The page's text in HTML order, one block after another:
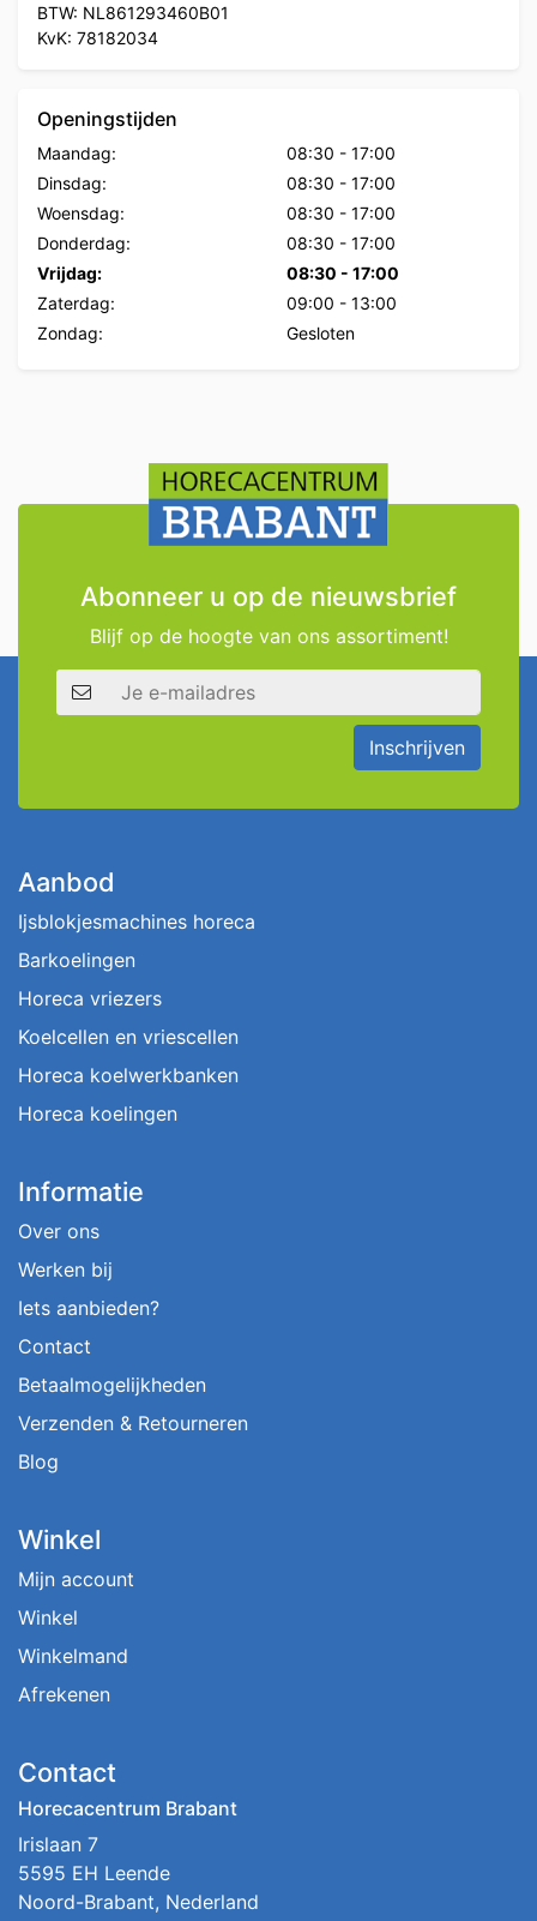
BTW: NL861293460B01
KvK: 78182034
Openingstijden
Maandag: 08:30 - 17:00
Dinsdag:
08:30 - 17:00
Woensdag:
08:30 - 17:00
Donderdag:
08:30 - 17:00
Vrijdag:
08:30 - 17:00
Zaterdag:
09:00 - 13:00
Zondag:
Gesloten
Abonneer u op de nieuwsbrief
Blijf op de hoogte van ons assortiment!
E-mailadres
Inschrijven
Aanbod
Ijsblokjesmachines horeca
Barkoelingen
Horeca vriezers
Koelcellen en vriescellen
Horeca koelwerkbanken
Horeca koelingen
Informatie
Over ons
Werken bij
Iets aanbieden?
Contact
Betaalmogelijkheden
Verzenden & Retourneren
Blog
Winkel
Mijn account
Winkel
Winkelmand
Afrekenen
Contact
Horecacentrum Brabant
Irislaan 7
5595 EH Leende
Noord-Brabant, Nederland